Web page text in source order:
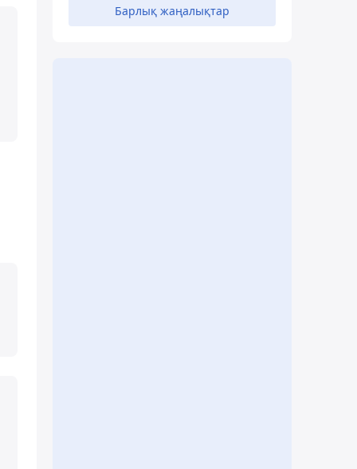
Барлық жаңалықтар